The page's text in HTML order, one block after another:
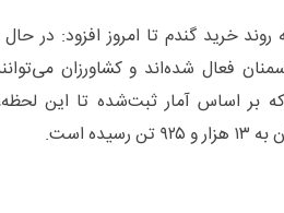
فعال شده‌اند و کشاورزان
بر اساس آمار ثبت‌شده تا این
است.